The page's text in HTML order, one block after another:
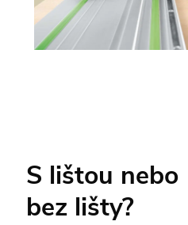
S lištou nebo
bez lišty?